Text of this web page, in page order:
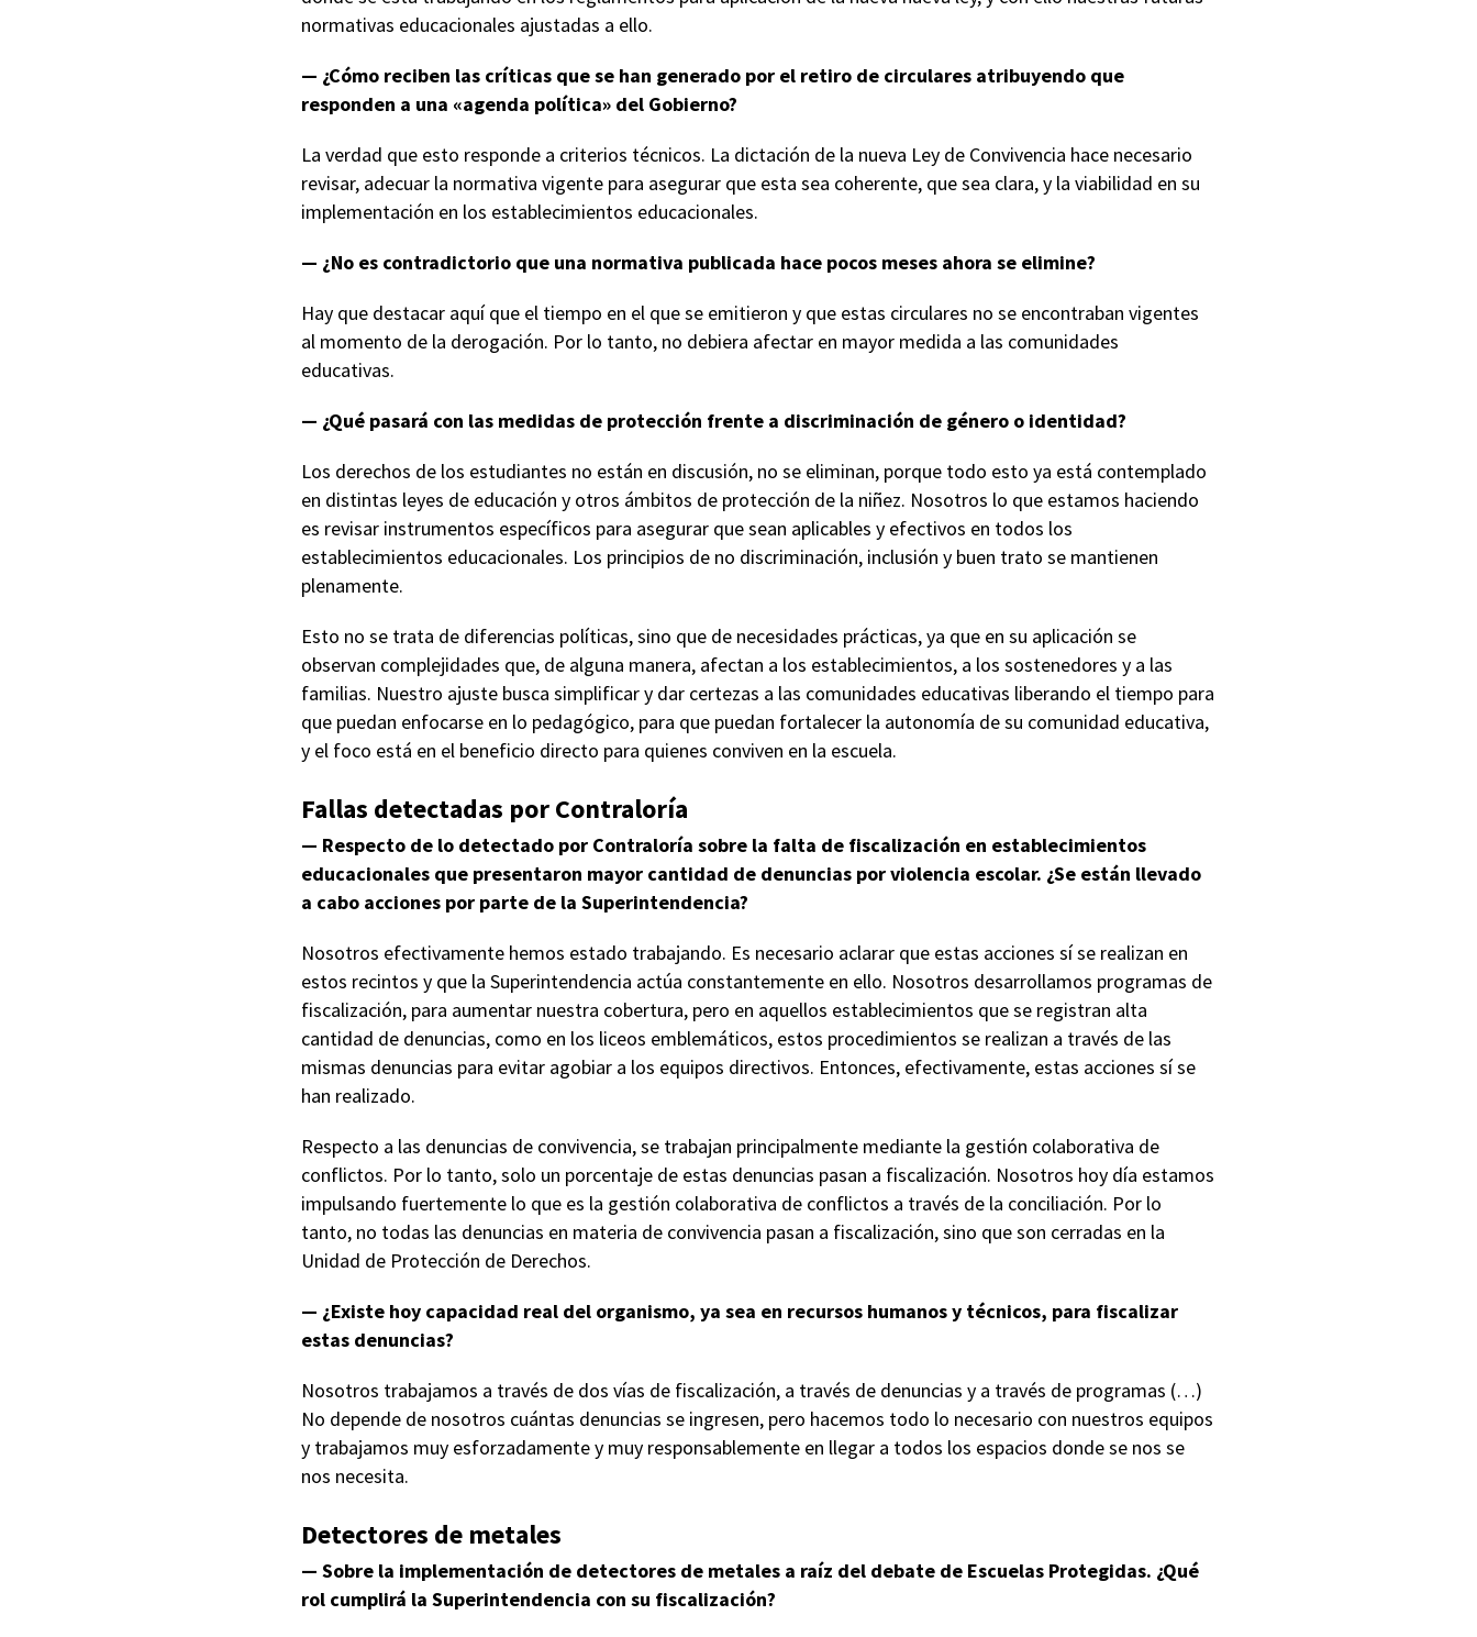
normativas educacionales ajustadas a ello.
— ¿Cómo reciben las críticas que se han generado por el retiro de circulares atribuyendo que
responden a una «agenda política» del Gobierno?
La verdad que esto responde a criterios técnicos. La dictación de la nueva Ley de Convivencia hace necesario
revisar, adecuar la normativa vigente para asegurar que esta sea coherente, que sea clara, y la viabilidad en su
implementación en los establecimientos educacionales.
— ¿No es contradictorio que una normativa publicada hace pocos meses ahora se elimine?
Hay que destacar aquí que el tiempo en el que se emitieron y que estas circulares no se encontraban vigentes
al momento de la derogación. Por lo tanto, no debiera afectar en mayor medida a las comunidades
educativas.
— ¿Qué pasará con las medidas de protección frente a discriminación de género o identidad?
Los derechos de los estudiantes no están en discusión, no se eliminan, porque todo esto ya está contemplado
en distintas leyes de educación y otros ámbitos de protección de la niñez. Nosotros lo que estamos haciendo
es revisar instrumentos específicos para asegurar que sean aplicables y efectivos en todos los
establecimientos educacionales. Los principios de no discriminación, inclusión y buen trato se mantienen
plenamente.
Esto no se trata de diferencias políticas, sino que de necesidades prácticas, ya que en su aplicación se
observan complejidades que, de alguna manera, afectan a los establecimientos, a los sostenedores y a las
familias. Nuestro ajuste busca simplificar y dar certezas a las comunidades educativas liberando el tiempo para
que puedan enfocarse en lo pedagógico, para que puedan fortalecer la autonomía de su comunidad educativa,
y el foco está en el beneficio directo para quienes conviven en la escuela.
Fallas detectadas por Contraloría
— Respecto de lo detectado por Contraloría sobre la falta de fiscalización en establecimientos
educacionales que presentaron mayor cantidad de denuncias por violencia escolar. ¿Se están llevado
a cabo acciones por parte de la Superintendencia?
Nosotros efectivamente hemos estado trabajando. Es necesario aclarar que estas acciones sí se realizan en
estos recintos y que la Superintendencia actúa constantemente en ello. Nosotros desarrollamos programas de
fiscalización, para aumentar nuestra cobertura, pero en aquellos establecimientos que se registran alta
cantidad de denuncias, como en los liceos emblemáticos, estos procedimientos se realizan a través de las
mismas denuncias para evitar agobiar a los equipos directivos. Entonces, efectivamente, estas acciones sí se
han realizado.
Respecto a las denuncias de convivencia, se trabajan principalmente mediante la gestión colaborativa de
conflictos. Por lo tanto, solo un porcentaje de estas denuncias pasan a fiscalización. Nosotros hoy día estamos
impulsando fuertemente lo que es la gestión colaborativa de conflictos a través de la conciliación. Por lo
tanto, no todas las denuncias en materia de convivencia pasan a fiscalización, sino que son cerradas en la
Unidad de Protección de Derechos.
— ¿Existe hoy capacidad real del organismo, ya sea en recursos humanos y técnicos, para fiscalizar
estas denuncias?
Nosotros trabajamos a través de dos vías de fiscalización, a través de denuncias y a través de programas (…)
No depende de nosotros cuántas denuncias se ingresen, pero hacemos todo lo necesario con nuestros equipos
y trabajamos muy esforzadamente y muy responsablemente en llegar a todos los espacios donde se nos se
nos necesita.
Detectores de metales
— Sobre la implementación de detectores de metales a raíz del debate de Escuelas Protegidas. ¿Qué
rol cumplirá la Superintendencia con su fiscalización?